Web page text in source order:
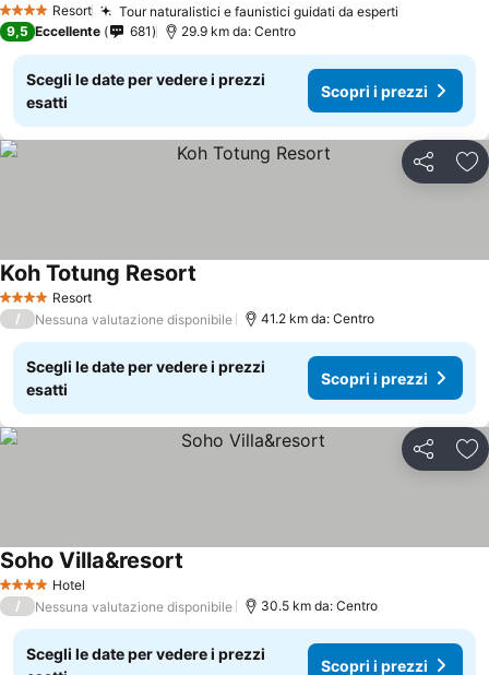
4 Stelle Resort Tour naturalistici e faunistici guidati da esperti
9,5 Eccellente 681 29.9 km da: Centro
Scegli le date per vedere i prezzi
esatti
Scopri i prezzi
Condividi
4 Stelle Resort
Koh Totung Resort
/ Nessuna valutazione disponibile 41.2 km da: Centro
Scegli le date per vedere i prezzi
esatti
Scopri i prezzi
Condividi
4 Stelle Hotel
Soho Villa&resort
/ Nessuna valutazione disponibile 30.5 km da: Centro
Scegli le date per vedere i prezzi
Scopri i prezzi